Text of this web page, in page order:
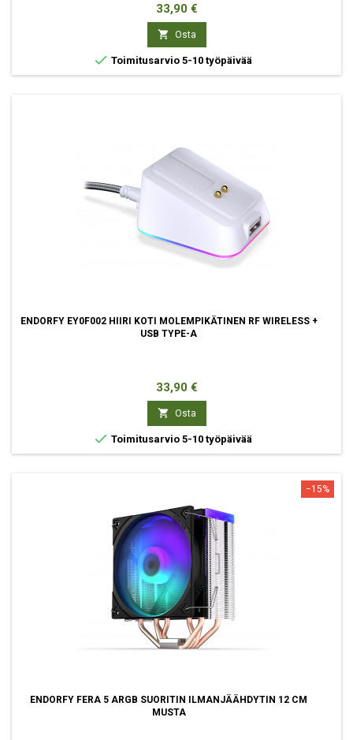
Hinta
33,90 €
 Osta
 Toimitusarvio 5-10 työpäivää
ENDORFY EY0F002 HIIRI KOTI MOLEMPIKÄTINEN RF WIRELESS +
USB TYPE-A
Hinta
33,90 €
 Osta
 Toimitusarvio 5-10 työpäivää
−15%
ENDORFY FERA 5 ARGB SUORITIN ILMANJÄÄHDYTIN 12 CM
MUSTA